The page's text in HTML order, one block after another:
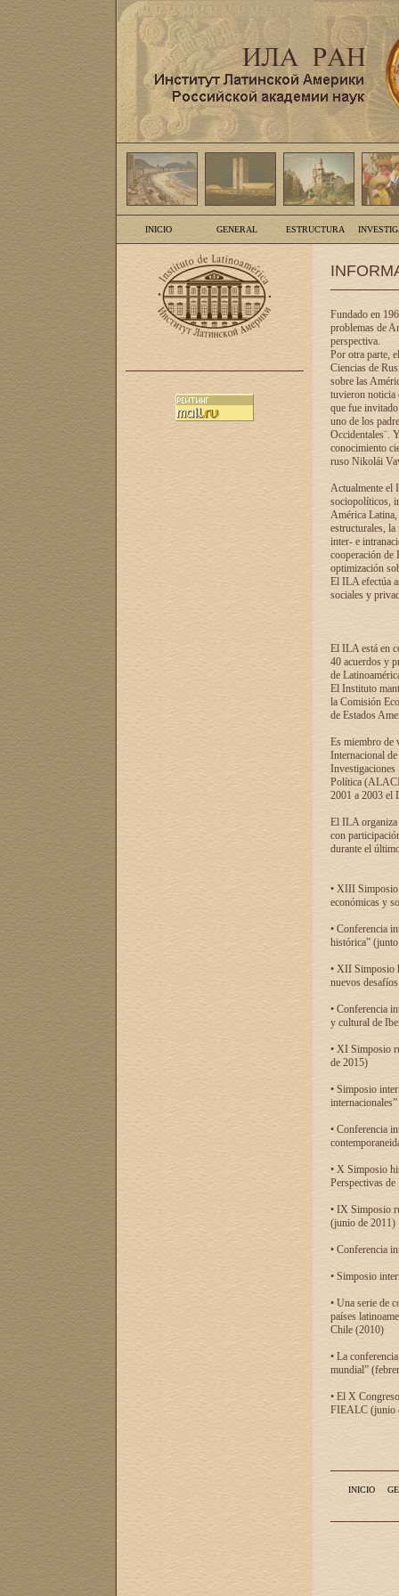
INICIO GENERAL ESTRUCTURA
Fundado en
problemas de
perspectiva.
Por otra parte,
Ciencias de
sobre las
tuvieron noticia
que fue
uno de los
Occidentales¨.
conocimiento
ruso Nikolái
Actualmente el
sociopolíticos,
América Latina,
estructurales,
inter- e
cooperación de
optimización
El ILA efectúa
sociales y
El ILA está en
40 acuerdos y
de
El Instituto
la Comisión
de Estados
Es miembro de
Internacional
Investigaciones
Política
2001 a 2003 el
El ILA organiza
con
durante el
• XIII Simposio
económicas y
• Conferencia
histórica”
• XII Simposio
nuevos
• Conferencia
y cultural de
• XI Simposio
de 2015)
• Simposio
• Conferencia
• X Simposio
Perspectivas
• IX Simposio
(junio de 2011)
• Conferencia
• Simposio
• Una serie de
países
Chile (2010)
• La
mundial”
• El X
FIEALC (junio
INICIO